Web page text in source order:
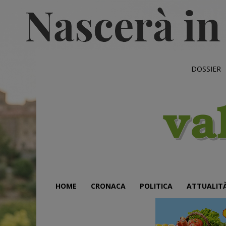
DOSSIER
HOME CRONACA POLITICA